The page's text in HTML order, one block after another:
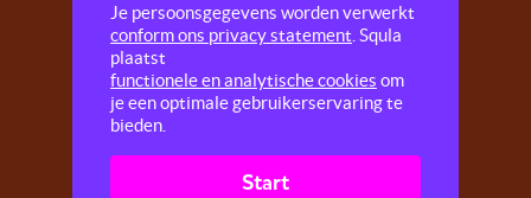
Je persoonsgegevens worden verwerkt
conform ons privacy statement . Squla
plaatst
functionele en analytische cookies om
je een optimale gebruikerservaring te
bieden.
Start